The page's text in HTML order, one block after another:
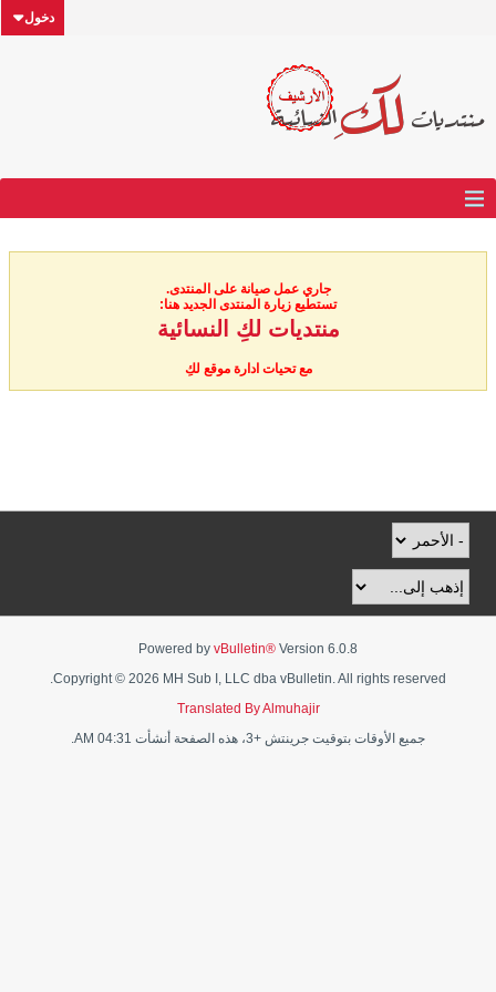
دخول
جاري عمل صيانة على المنتدى.
تستطيع زيارة المنتدى الجديد هنا:
منتديات لكِ النسائية
مع تحيات ادارة موقع لكِ
Powered by vBulletin® Version 6.0.8
Copyright © 2026 MH Sub I, LLC dba vBulletin. All rights reserved.
Translated By Almuhajir
جميع الأوقات بتوقيت جرينتش +3، هذه الصفحة أنشأت 04:31 AM.